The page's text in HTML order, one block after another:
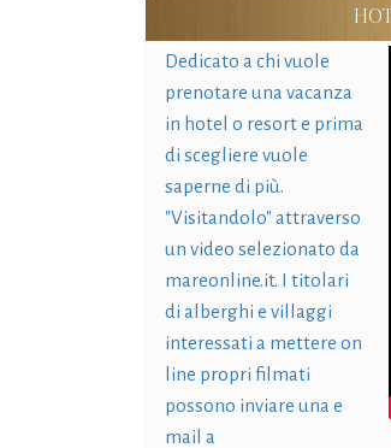
Dedicato a chi vuole
prenotare una vacanza
in hotel o resort e prima
di scegliere vuole
saperne di più.
"Visitandolo" attraverso
un video selezionato da
mareonline.it. I titolari
di alberghi e villaggi
interessati a mettere on
line propri filmati
possono inviare una e
mail a